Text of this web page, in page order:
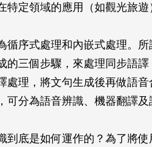
定領域的應用（如觀光旅遊
循序式處理和內嵌式處理。
的三個步驟，來處理同步語
處理，將文句生成後再做語
可分為語音辨識、機器翻譯及
到底是如何運作的？為了將